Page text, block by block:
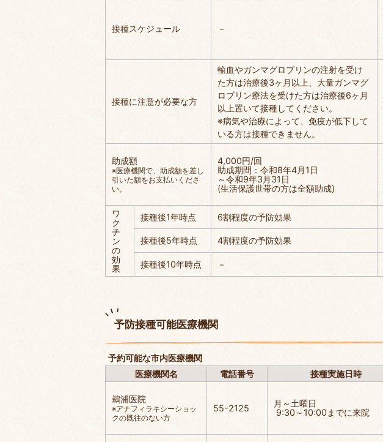
接種スケジュール －
接種に注意が必要な方
輸血やガンマグロブリンの注射を受け
た方は治療後3ヶ月以上、大量ガンマグ
ロブリン療法を受けた方は治療後6ヶ月
以上置いて接種してください。
※病気や治療によって、免疫が低下して
いる方は接種できません。
助成額
※医療機関で、助成額を差し
引いた額をお支払いくださ
い。
4,000円/回
助成期間：令和8年4月1日
～令和9年3月31日
(生活保護世帯の方は全額助成)
ワ
ク
チ
ン
の
効
果
接種後1年時点 6割程度の予防効果
接種後5年時点 4割程度の予防効果
接種後10年時点 －
予防接種可能医療機関
予約可能な市内医療機関
医療機関名
電話番号 接種実施日時
鵜浦医院
※アナフィラキシーショッ
クの既往のない方
55-2125
月～土曜日
9:30～10:00までに来院